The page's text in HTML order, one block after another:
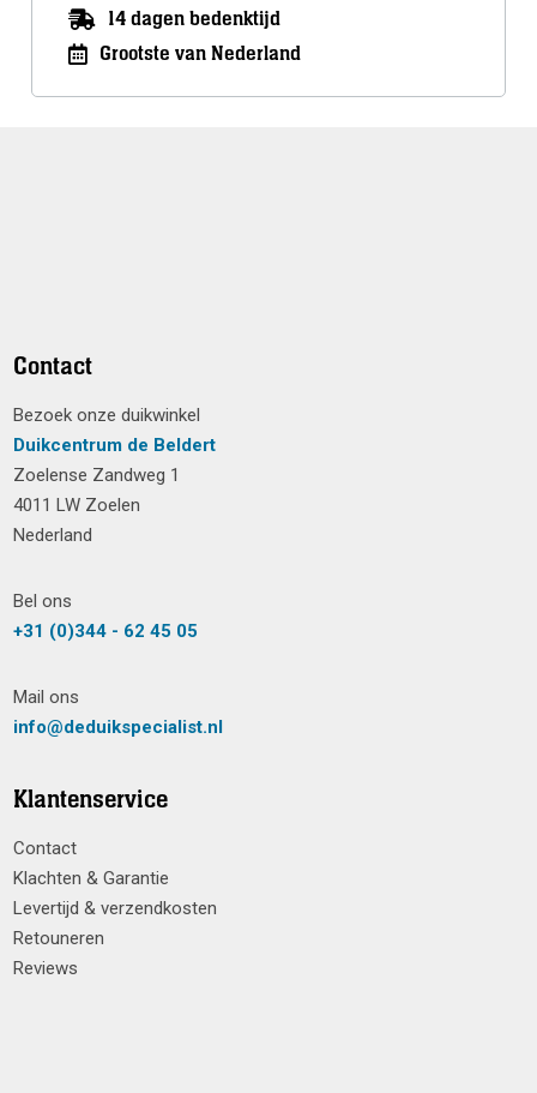
14 dagen bedenktijd
Grootste van Nederland
Contact
Bezoek onze duikwinkel
Duikcentrum de Beldert
Zoelense Zandweg 1
4011 LW Zoelen
Nederland
Bel ons
+31 (0)344 - 62 45 05
Mail ons
info@deduikspecialist.nl
Klantenservice
Contact
Klachten & Garantie
Levertijd & verzendkosten
Retouneren
Reviews